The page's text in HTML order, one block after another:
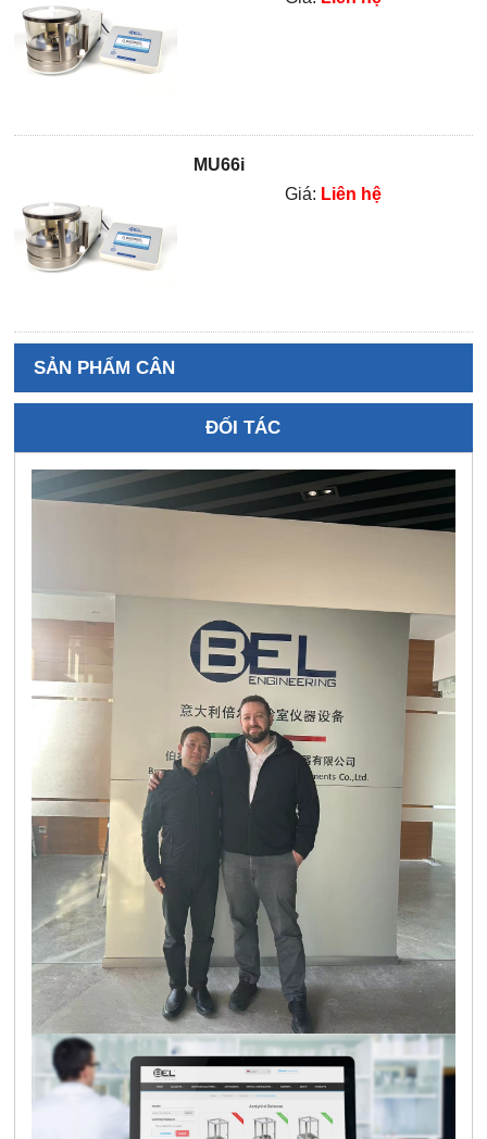
MU66i
Giá: Liên hệ
SẢN PHẨM CÂN
ĐỐI TÁC